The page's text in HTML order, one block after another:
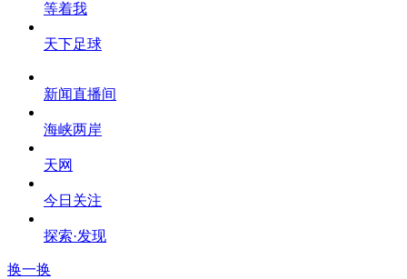
等着我
天下足球
新闻直播间
海峡两岸
天网
今日关注
探索·发现
换一换